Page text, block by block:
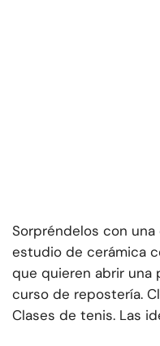
Sorpréndelos con
estudio de cerámica
que quieren abrir una
curso de repostería.
Clases de tenis. Las